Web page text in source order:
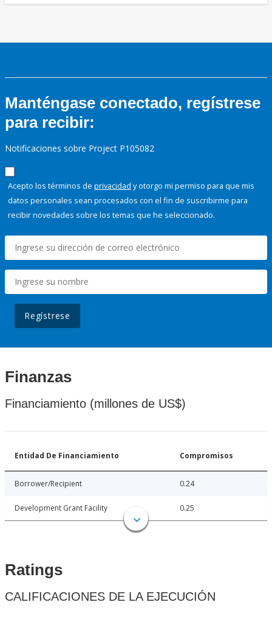
Manténgase conectado, regístrese
para recibir:
Notificaciones sobre Project P105082
Acepto los términos de privacidad y otorgo mi permiso para que mis
datos personales sean procesados con el fin de suscribirme para
recibir novedades sobre los temas que he seleccionado.
Regístrese
Finanzas
Financiamiento (millones de US$)
Entidad De Financiamiento Compromisos
Borrower/Recipient 0.24
Development Grant Facility 0.25
Ratings
CALIFICACIONES DE LA EJECUCIÓN